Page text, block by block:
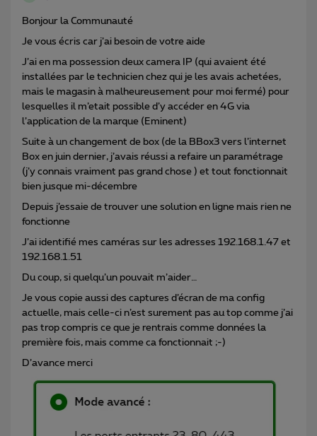
Bonjour la Communauté
Je vous écris car j’ai besoin de votre aide
J’ai en ma possession deux camera IP (qui avaient été
installées par le technicien chez qui je les avais achetées,
mais le magasin à malheureusement pour moi fermé) pour
lesquelles il m’etait possible d’y accéder en 4G via
l’application de la marque (Eminent)
Suite à un changement de box (de la BBox3 vers l’internet
Box en juin dernier, j’avais réussi a refaire un paramétrage
(j’y connais vraiment pas grand chose ) et tout fonctionnait
bien jusque mi-décembre
Depuis j’essaie de trouver une solution en ligne mais rien ne
fonctionne
J’ai identifié mes caméras sur les adresses 192.168.1.47 et
192.168.1.51
Du coup, si quelqu’un pouvait m’aider…
Je vous copie aussi des captures d’écran de ma config
actuelle, mais celle-ci n’est surement pas au top comme j’ai
pas trop compris ce que je rentrais comme données la
première fois, mais comme ca fonctionnait ;-)
D’avance merci